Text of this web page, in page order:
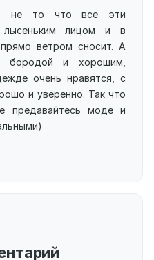
не то что все эти
лицом и в
ветром сносит. А
бородой и хорошим,
очень нравятся, с
и уверенно. Так что
предавайтесь моде и